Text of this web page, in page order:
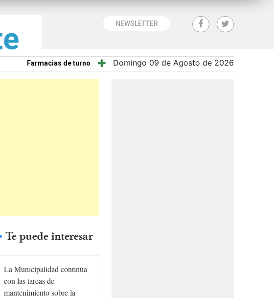
NEWSLETTER
Farmacias de turno Domingo 09 de Agosto de 2026
Te puede interesar
La Municipalidad continúa
con las tareas de
mantenimiento sobre la